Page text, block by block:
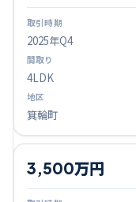
2025年Q4
4LDK
箕輪町
3,500万円